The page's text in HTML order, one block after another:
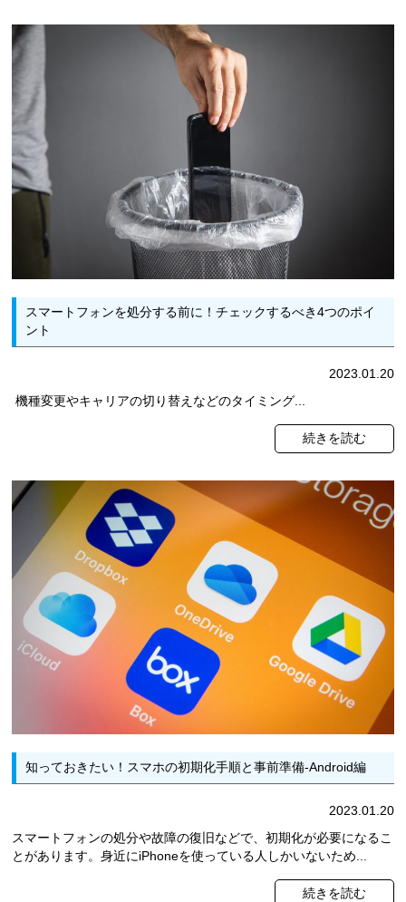
スマートフォンを処分する前に！チェックするべき4つのポイ
ント
2023.01.20
機種変更やキャリアの切り替えなどのタイミング...
続きを読む
知っておきたい！スマホの初期化手順と事前準備-Android編
2023.01.20
スマートフォンの処分や故障の復旧などで、初期化が必要になるこ
とがあります。身近にiPhoneを使っている人しかいないため...
続きを読む